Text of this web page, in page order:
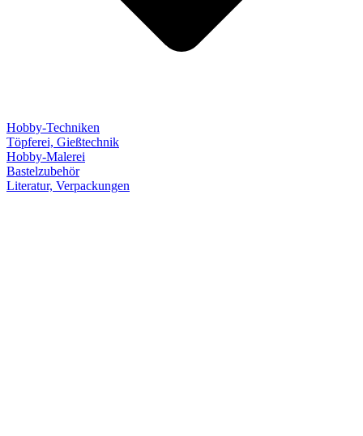
Hobby-Techniken
Töpferei, Gießtechnik
Hobby-Malerei
Bastelzubehör
Literatur, Verpackungen